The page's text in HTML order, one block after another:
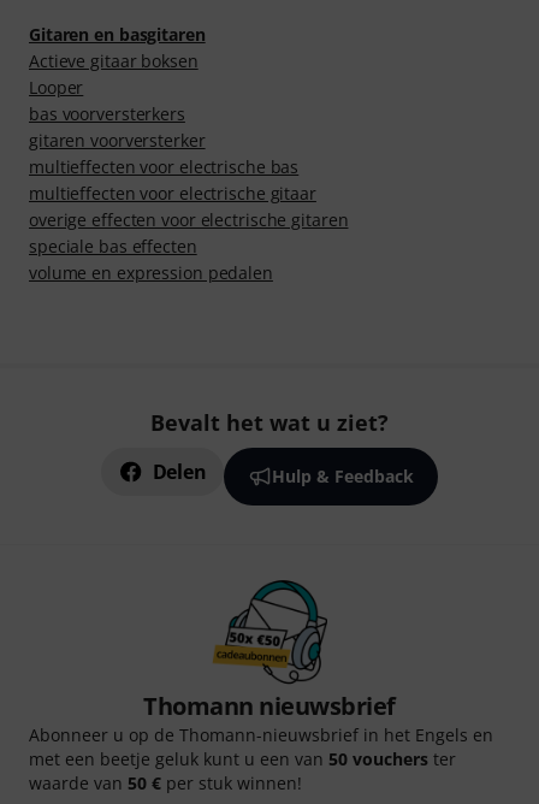
Gitaren en basgitaren
Actieve gitaar boksen
Looper
bas voorversterkers
gitaren voorversterker
multieffecten voor electrische bas
multieffecten voor electrische gitaar
overige effecten voor electrische gitaren
speciale bas effecten
volume en expression pedalen
Bevalt het wat u ziet?
Delen Hulp & Feedback
Thomann nieuwsbrief
Abonneer u op de Thomann-nieuwsbrief in het Engels en
met een beetje geluk kunt u een van 50 vouchers ter
waarde van 50 € per stuk winnen!